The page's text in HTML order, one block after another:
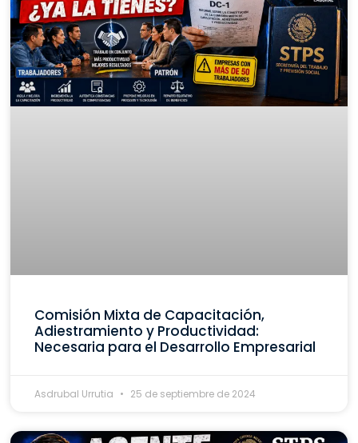
Comisión Mixta de Capacitación,
Adiestramiento y Productividad:
Necesaria para el Desarrollo Empresarial
Asdrubal Urrutia 25 de septiembre de 2024